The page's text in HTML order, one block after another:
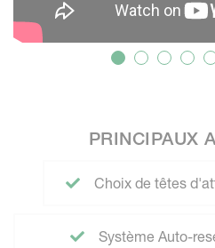
PRINCIPAUX
Choix de têtes
Système Auto-